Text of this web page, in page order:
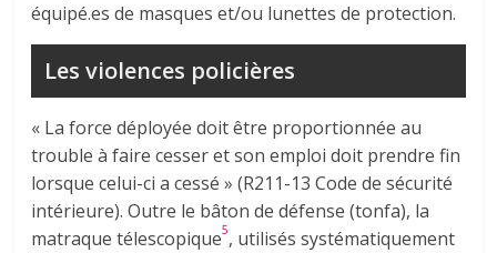
équipé.es de masques et/ou lunettes de protection.
Les violences policières
« La force déployée doit être proportionnée au
trouble à faire cesser et son emploi doit prendre fin
lorsque celui-ci a cessé » (R211-13 Code de sécurité
intérieure). Outre le bâton de défense (tonfa), la
matraque télescopique5, utilisés systématiquement